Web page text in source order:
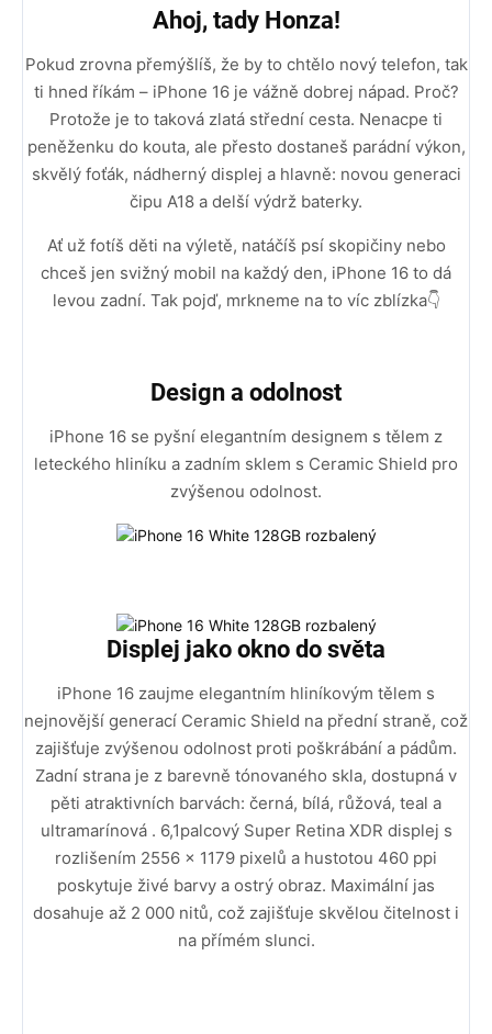
Ahoj, tady Honza!
Pokud zrovna přemýšlíš, že by to chtělo nový telefon, tak
ti hned říkám – iPhone 16 je vážně dobrej nápad. Proč?
Protože je to taková zlatá střední cesta. Nenacpe ti
peněženku do kouta, ale přesto dostaneš parádní výkon,
skvělý foťák, nádherný displej a hlavně: novou generaci
čipu A18 a delší výdrž baterky.
Ať už fotíš děti na výletě, natáčíš psí skopičiny nebo
chceš jen svižný mobil na každý den, iPhone 16 to dá
levou zadní. Tak pojď, mrkneme na to víc zblízka👇
Design a odolnost
iPhone 16 se pyšní elegantním designem s tělem z
leteckého hliníku a zadním sklem s Ceramic Shield pro
zvýšenou odolnost.
Displej jako okno do světa
iPhone 16 zaujme elegantním hliníkovým tělem s
nejnovější generací Ceramic Shield na přední straně, což
zajišťuje zvýšenou odolnost proti poškrábání a pádům.
Zadní strana je z barevně tónovaného skla, dostupná v
pěti atraktivních barvách: černá, bílá, růžová, teal a
ultramarínová . 6,1palcový Super Retina XDR displej s
rozlišením 2556 × 1179 pixelů a hustotou 460 ppi
poskytuje živé barvy a ostrý obraz. Maximální jas
dosahuje až 2 000 nitů, což zajišťuje skvělou čitelnost i
na přímém slunci.